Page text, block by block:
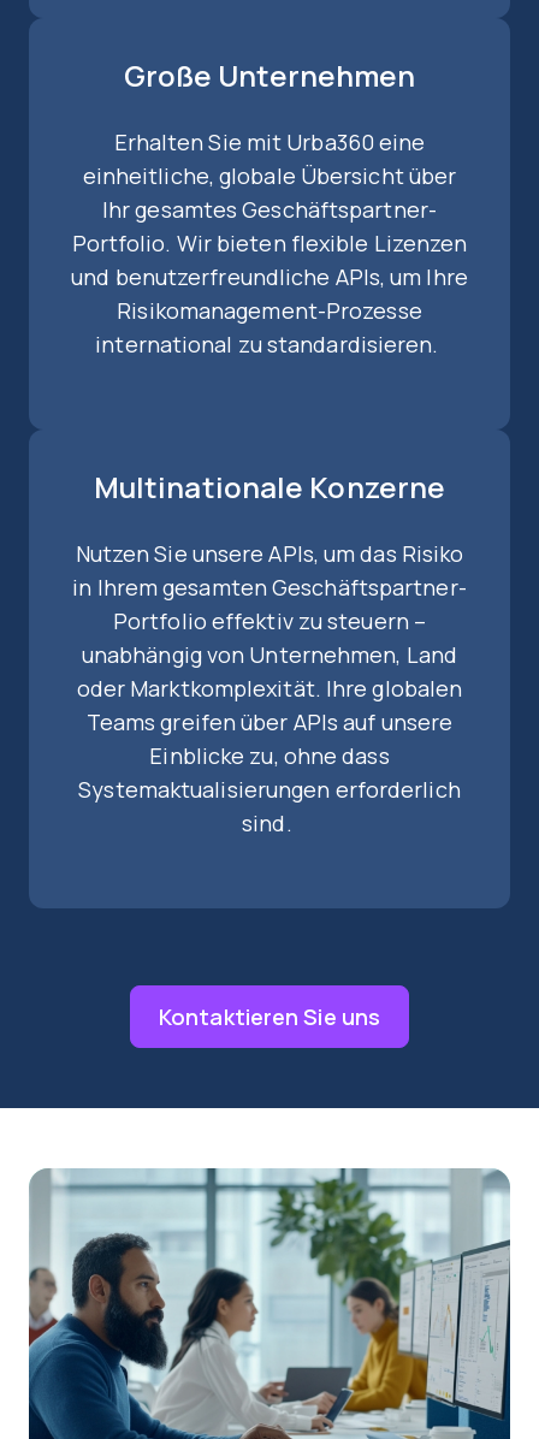
Große Unternehmen
Erhalten Sie mit Urba360 eine
einheitliche, globale Übersicht über
Ihr gesamtes Geschäftspartner-
Portfolio. Wir bieten flexible Lizenzen
und benutzerfreundliche APIs, um Ihre
Risikomanagement-Prozesse
international zu standardisieren.
Multinationale Konzerne
Nutzen Sie unsere APIs, um das Risiko
in Ihrem gesamten Geschäftspartner-
Portfolio effektiv zu steuern –
unabhängig von Unternehmen, Land
oder Marktkomplexität. Ihre globalen
Teams greifen über APIs auf unsere
Einblicke zu, ohne dass
Systemaktualisierungen erforderlich
sind.
Kontaktieren Sie uns